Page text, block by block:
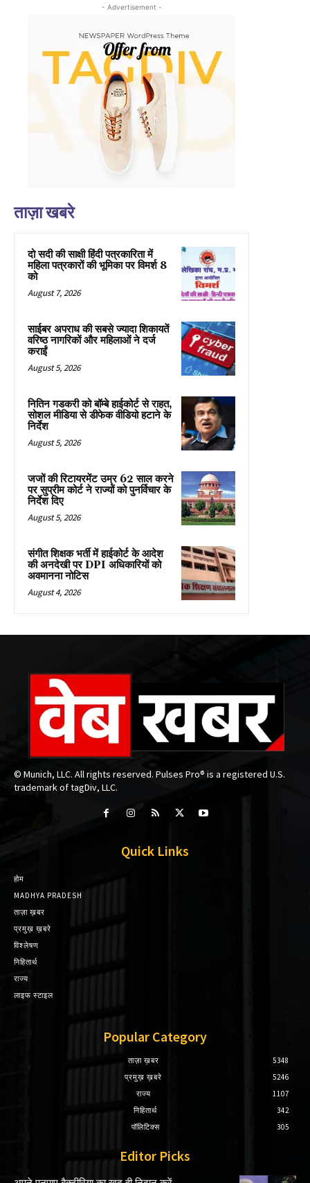
- Advertisement -
ताज़ा खबरे
दो सदी की साक्षी हिंदी पत्रकारिता में
महिला पत्रकारों की भूमिका पर विमर्श 8
को
August 7, 2026
साईबर अपराध की सबसे ज्यादा शिकायतें
वरिष्ठ नागरिकों और महिलाओं ने दर्ज
कराईं
August 5, 2026
नितिन गडकरी को बॉम्बे हाईकोर्ट से राहत,
सोशल मीडिया से डीफेक वीडियो हटाने के
निर्देश
August 5, 2026
जजों की रिटायरमेंट उम्र 62 साल करने
पर सुप्रीम कोर्ट ने राज्यों को पुनर्विचार के
निर्देश दिए
August 5, 2026
संगीत शिक्षक भर्ती में हाईकोर्ट के आदेश
की अनदेखी पर DPI अधिकारियों को
अवमानना नोटिस
August 4, 2026
© Munich, LLC. All rights reserved. Pulses Pro® is a registered U.S.
trademark of tagDiv, LLC.
Quick Links
होम
MADHYA PRADESH
ताज़ा ख़बर
प्रमुख़ ख़बरे
विश्लेषण
निहितार्थ
राज्य
लाइफ स्टाइल
Popular Category
ताज़ा ख़बर
5348
प्रमुख़ ख़बरे
5246
राज्य
1107
निहितार्थ
342
पॉलिटिक्स
305
Editor Picks